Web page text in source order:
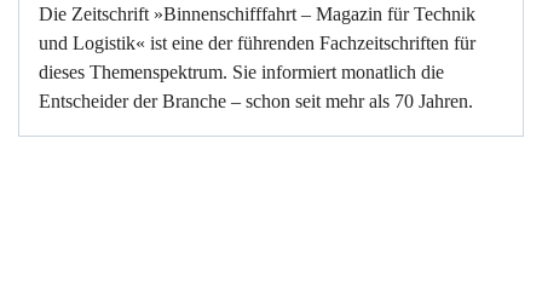
Die Zeitschrift »Binnenschifffahrt – Magazin für Technik
und Logistik« ist eine der führenden Fachzeitschriften für
dieses Themenspektrum. Sie informiert monatlich die
Entscheider der Branche – schon seit mehr als 70 Jahren.